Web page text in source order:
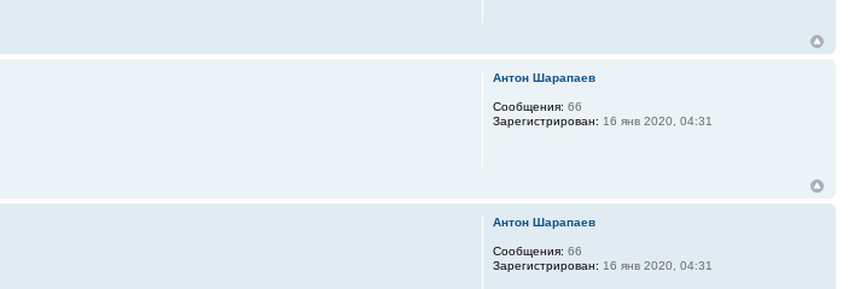
Антон Шарапаев
Сообщения: 66
Зарегистрирован: 16 янв 2020, 04:31
Антон Шарапаев
Сообщения: 66
Зарегистрирован: 16 янв 2020, 04:31